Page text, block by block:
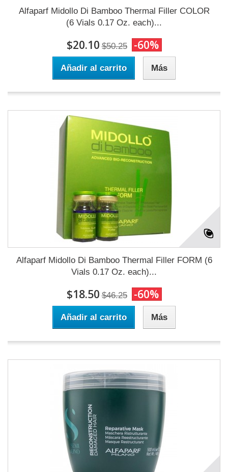
Alfaparf Midollo Di Bamboo Thermal Filler COLOR
(6 Vials 0.17 Oz. each)...
$20.10 $50.25 -60%
Añadir al carrito Más
Alfaparf Midollo Di Bamboo Thermal Filler FORM (6
Vials 0.17 Oz. each)...
$18.50 $46.25 -60%
Añadir al carrito Más